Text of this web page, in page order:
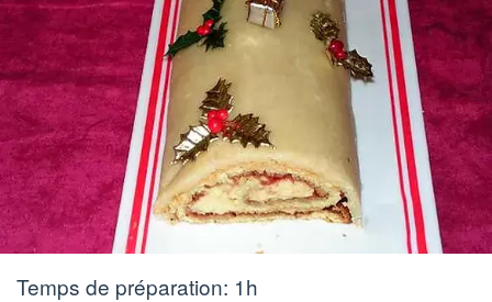
Temps de préparation: 1h